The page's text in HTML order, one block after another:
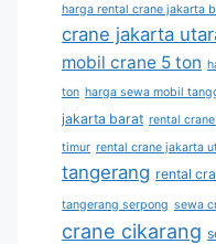
harga rental crane jakarta
crane jakarta
mobil crane 5 ton
ton harga sewa mobil
jakarta barat rental
timur rental crane jakarta
tangerang rental
tangerang serpong sewa
crane cikarang